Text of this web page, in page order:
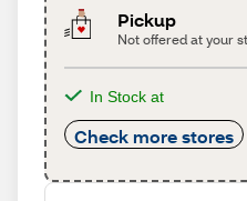
Pickup
Not offered at your
In Stock at
Check more stores